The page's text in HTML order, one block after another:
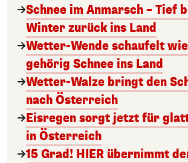
Schnee im Anmarsch – Tief
Winter zurück ins Land
Wetter-Wende schaufelt
gehörig Schnee ins Land
Wetter-Walze bringt den
nach Österreich
Eisregen sorgt jetzt für
in Österreich
15 Grad! HIER übernimmt